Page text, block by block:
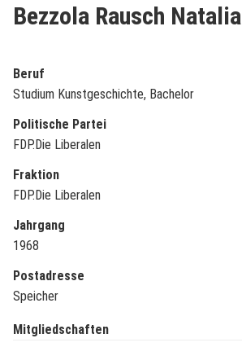
Bezzola Rausch Natalia
Beruf
Studium Kunstgeschichte, Bachelor
Politische Partei
FDP.Die Liberalen
Fraktion
FDP.Die Liberalen
Jahrgang
1968
Postadresse
Speicher
Mitgliedschaften